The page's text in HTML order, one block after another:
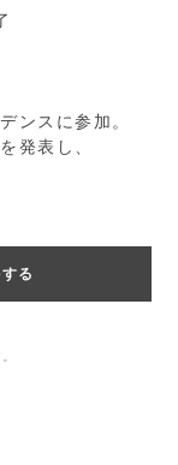
ンスに参加。
発表し、
る